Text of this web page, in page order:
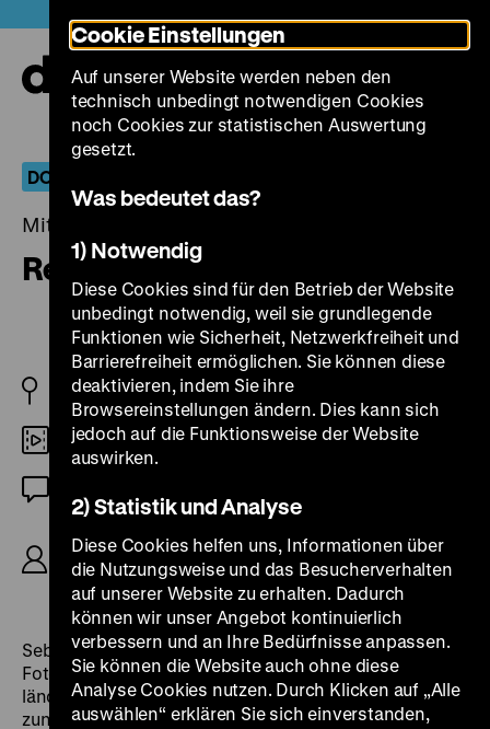
zum
Seiteninhalt
springen
DOKU.ARTS – Second Hand Cinema
Mittwoch, 25. September 2013, 20.00 Uhr
Revelando Sebastião Salgado
BR 2012
Digital HD
R/K: Betse de Paula, Juliano Salgado, S:
Dominique Pâris, M: Naná Vasconcelos, P: Aurora
Cinematográfica, Rio Filme, Canal Brasil, 75'
Sebastião Salgado ist einer der berühmtesten
Fotografen der Welt. 1944 in eine große Familie im
ländlichen Brasilien hineingeboren, studierte er
zunächst Wirtschaft in São Paulo und ging in den
Cookie Einstellungen
Auf unserer Website werden neben den
technisch unbedingt notwendigen Cookies
noch Cookies zur statistischen Auswertung
gesetzt.
Was bedeutet das?
1) Notwendig
Diese Cookies sind für den Betrieb der Website
unbedingt notwendig, weil sie grundlegende
Funktionen wie Sicherheit, Netzwerkfreiheit und
Barrierefreiheit ermöglichen. Sie können diese
deaktivieren, indem Sie ihre
Browsereinstellungen ändern. Dies kann sich
jedoch auf die Funktionsweise der Website
auswirken.
2) Statistik und Analyse
Diese Cookies helfen uns, Informationen über
die Nutzungsweise und das Besucherverhalten
auf unserer Website zu erhalten. Dadurch
können wir unser Angebot kontinuierlich
verbessern und an Ihre Bedürfnisse anpassen.
Sie können die Website auch ohne diese
Analyse Cookies nutzen. Durch Klicken auf „Alle
auswählen“ erklären Sie sich einverstanden,